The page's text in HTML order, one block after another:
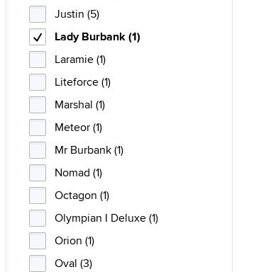
Justin (5)
Lady Burbank (1)
Laramie (1)
Liteforce (1)
Marshal (1)
Meteor (1)
Mr Burbank (1)
Nomad (1)
Octagon (1)
Olympian I Deluxe (1)
Orion (1)
Oval (3)